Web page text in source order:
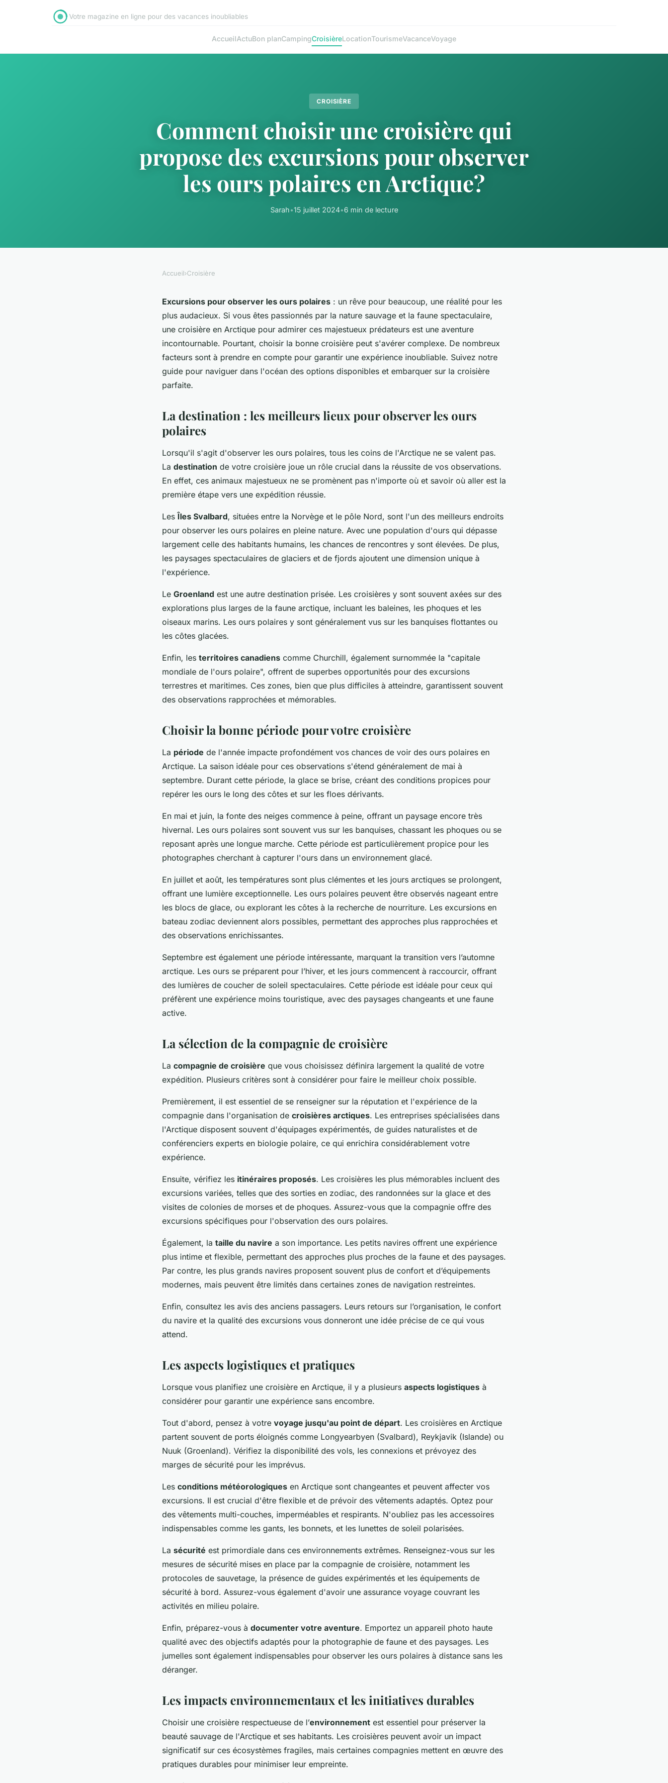
Votre magazine en ligne pour des vacances inoubliables
AccueilActuBon planCampingCroisièreLocationTourismeVacanceVoyage
CROISIÈRE
Comment choisir une croisière qui
propose des excursions pour observer
les ours polaires en Arctique?
Sarah•15 juillet 2024•6 min de lecture
Accueil›Croisière
Excursions pour observer les ours polaires : un rêve pour beaucoup, une réalité pour les
plus audacieux. Si vous êtes passionnés par la nature sauvage et la faune spectaculaire,
une croisière en Arctique pour admirer ces majestueux prédateurs est une aventure
incontournable. Pourtant, choisir la bonne croisière peut s'avérer complexe. De nombreux
facteurs sont à prendre en compte pour garantir une expérience inoubliable. Suivez notre
guide pour naviguer dans l'océan des options disponibles et embarquer sur la croisière
parfaite.
La destination : les meilleurs lieux pour observer les ours
polaires
Lorsqu'il s'agit d'observer les ours polaires, tous les coins de l'Arctique ne se valent pas.
La destination de votre croisière joue un rôle crucial dans la réussite de vos observations.
En effet, ces animaux majestueux ne se promènent pas n'importe où et savoir où aller est la
première étape vers une expédition réussie.
Les Îles Svalbard, situées entre la Norvège et le pôle Nord, sont l'un des meilleurs endroits
pour observer les ours polaires en pleine nature. Avec une population d'ours qui dépasse
largement celle des habitants humains, les chances de rencontres y sont élevées. De plus,
les paysages spectaculaires de glaciers et de fjords ajoutent une dimension unique à
l'expérience.
Le Groenland est une autre destination prisée. Les croisières y sont souvent axées sur des
explorations plus larges de la faune arctique, incluant les baleines, les phoques et les
oiseaux marins. Les ours polaires y sont généralement vus sur les banquises flottantes ou
les côtes glacées.
Enfin, les territoires canadiens comme Churchill, également surnommée la "capitale
mondiale de l'ours polaire", offrent de superbes opportunités pour des excursions
terrestres et maritimes. Ces zones, bien que plus difficiles à atteindre, garantissent souvent
des observations rapprochées et mémorables.
Choisir la bonne période pour votre croisière
La période de l'année impacte profondément vos chances de voir des ours polaires en
Arctique. La saison idéale pour ces observations s'étend généralement de mai à
septembre. Durant cette période, la glace se brise, créant des conditions propices pour
repérer les ours le long des côtes et sur les floes dérivants.
En mai et juin, la fonte des neiges commence à peine, offrant un paysage encore très
hivernal. Les ours polaires sont souvent vus sur les banquises, chassant les phoques ou se
reposant après une longue marche. Cette période est particulièrement propice pour les
photographes cherchant à capturer l'ours dans un environnement glacé.
En juillet et août, les températures sont plus clémentes et les jours arctiques se prolongent,
offrant une lumière exceptionnelle. Les ours polaires peuvent être observés nageant entre
les blocs de glace, ou explorant les côtes à la recherche de nourriture. Les excursions en
bateau zodiac deviennent alors possibles, permettant des approches plus rapprochées et
des observations enrichissantes.
Septembre est également une période intéressante, marquant la transition vers l’automne
arctique. Les ours se préparent pour l’hiver, et les jours commencent à raccourcir, offrant
des lumières de coucher de soleil spectaculaires. Cette période est idéale pour ceux qui
préfèrent une expérience moins touristique, avec des paysages changeants et une faune
active.
La sélection de la compagnie de croisière
La compagnie de croisière que vous choisissez définira largement la qualité de votre
expédition. Plusieurs critères sont à considérer pour faire le meilleur choix possible.
Premièrement, il est essentiel de se renseigner sur la réputation et l'expérience de la
compagnie dans l'organisation de croisières arctiques. Les entreprises spécialisées dans
l'Arctique disposent souvent d'équipages expérimentés, de guides naturalistes et de
conférenciers experts en biologie polaire, ce qui enrichira considérablement votre
expérience.
Ensuite, vérifiez les itinéraires proposés. Les croisières les plus mémorables incluent des
excursions variées, telles que des sorties en zodiac, des randonnées sur la glace et des
visites de colonies de morses et de phoques. Assurez-vous que la compagnie offre des
excursions spécifiques pour l'observation des ours polaires.
Également, la taille du navire a son importance. Les petits navires offrent une expérience
plus intime et flexible, permettant des approches plus proches de la faune et des paysages.
Par contre, les plus grands navires proposent souvent plus de confort et d’équipements
modernes, mais peuvent être limités dans certaines zones de navigation restreintes.
Enfin, consultez les avis des anciens passagers. Leurs retours sur l’organisation, le confort
du navire et la qualité des excursions vous donneront une idée précise de ce qui vous
attend.
Les aspects logistiques et pratiques
Lorsque vous planifiez une croisière en Arctique, il y a plusieurs aspects logistiques à
considérer pour garantir une expérience sans encombre.
Tout d'abord, pensez à votre voyage jusqu'au point de départ. Les croisières en Arctique
partent souvent de ports éloignés comme Longyearbyen (Svalbard), Reykjavik (Islande) ou
Nuuk (Groenland). Vérifiez la disponibilité des vols, les connexions et prévoyez des
marges de sécurité pour les imprévus.
Les conditions météorologiques en Arctique sont changeantes et peuvent affecter vos
excursions. Il est crucial d'être flexible et de prévoir des vêtements adaptés. Optez pour
des vêtements multi-couches, imperméables et respirants. N'oubliez pas les accessoires
indispensables comme les gants, les bonnets, et les lunettes de soleil polarisées.
La sécurité est primordiale dans ces environnements extrêmes. Renseignez-vous sur les
mesures de sécurité mises en place par la compagnie de croisière, notamment les
protocoles de sauvetage, la présence de guides expérimentés et les équipements de
sécurité à bord. Assurez-vous également d'avoir une assurance voyage couvrant les
activités en milieu polaire.
Enfin, préparez-vous à documenter votre aventure. Emportez un appareil photo haute
qualité avec des objectifs adaptés pour la photographie de faune et des paysages. Les
jumelles sont également indispensables pour observer les ours polaires à distance sans les
déranger.
Les impacts environnementaux et les initiatives durables
Choisir une croisière respectueuse de l’environnement est essentiel pour préserver la
beauté sauvage de l'Arctique et ses habitants. Les croisières peuvent avoir un impact
significatif sur ces écosystèmes fragiles, mais certaines compagnies mettent en œuvre des
pratiques durables pour minimiser leur empreinte.